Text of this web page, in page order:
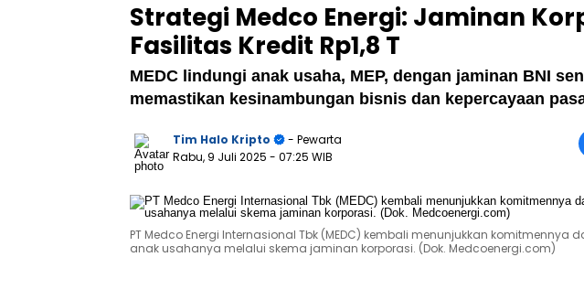
Strategi Medco Energi: Jaminan
Fasilitas Kredit Rp1,8 T
MEDC lindungi anak usaha, MEP, dengan jaminan BNI
memastikan kesinambungan bisnis dan kepercayaan
Tim Halo Kripto
- Pewarta
Rabu, 9 Juli 2025 - 07:25 WIB
PT Medco Energi Internasional Tbk (MEDC) kembali menunjukkan
anak usahanya melalui skema jaminan korporasi. (Dok. Medcoenergi.com)